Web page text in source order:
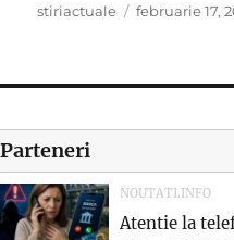
Author
stiriactuale
Posted
februarie 17,
Parteneri
NOUTATI.INFO
Atentie la